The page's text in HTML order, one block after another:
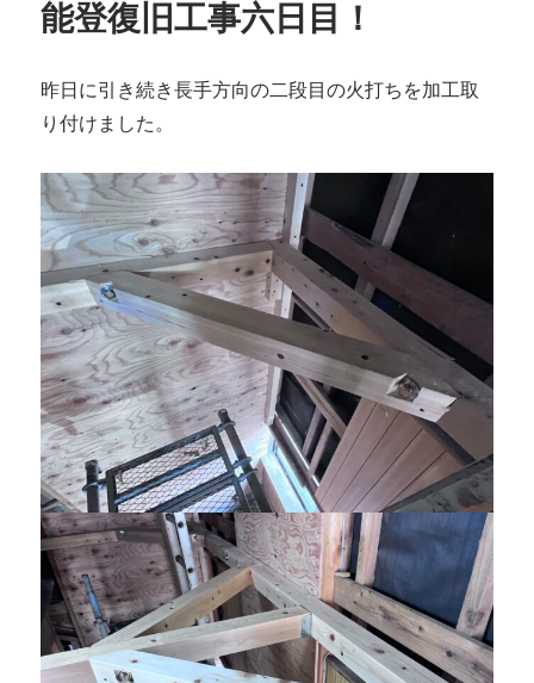
能登復旧工事六日目！
昨日に引き続き長手方向の二段目の火打ちを加工取
り付けました。